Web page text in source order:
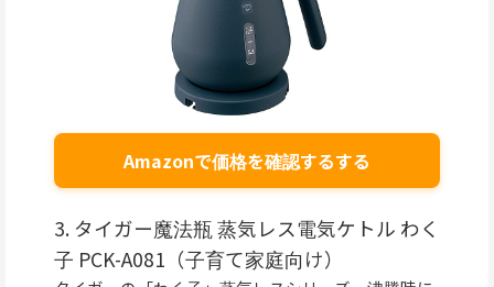
Amazonで価格を確認するする
3. タイガー魔法瓶 蒸気レス電気ケトル わく
子 PCK-A081（子育て家庭向け）